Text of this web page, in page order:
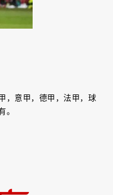
，意甲，德甲，法甲，球